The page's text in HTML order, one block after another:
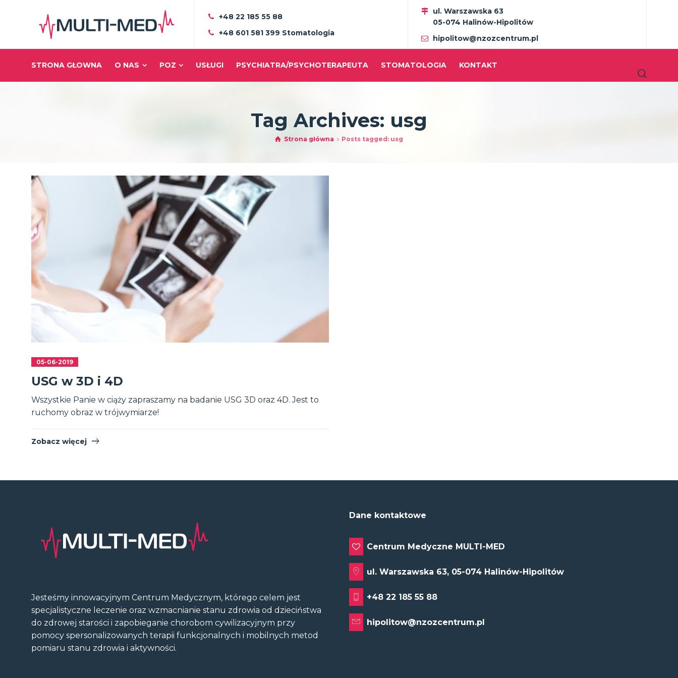
+48 22 185 55 88
+48 601 581 399 Stomatologia
ul. Warszawska 63
05-074 Halinów-Hipolitów
hipolitow@nzozcentrum.pl
STRONA GŁOWNA O NAS POZ USŁUGI PSYCHIATRA/PSYCHOTERAPEUTA STOMATOLOGIA KONTAKT
Tag Archives: usg
Strona główna Posts tagged: usg
05-06-2019
USG w 3D i 4D
Wszystkie Panie w ciąży zapraszamy na badanie USG 3D oraz 4D. Jest to
ruchomy obraz w trójwymiarze!
Zobacz więcej
Jesteśmy innowacyjnym Centrum Medycznym, którego celem jest
specjalistyczne leczenie oraz wzmacnianie stanu zdrowia od dzieciństwa
do zdrowej starości i zapobieganie chorobom cywilizacyjnym przy
pomocy spersonalizowanych terapii funkcjonalnych i mobilnych metod
pomiaru stanu zdrowia i aktywności.
Dane kontaktowe
Centrum Medyczne MULTI-MED
ul. Warszawska 63, 05-074 Halinów-Hipolitów
+48 22 185 55 88
hipolitow@nzozcentrum.pl